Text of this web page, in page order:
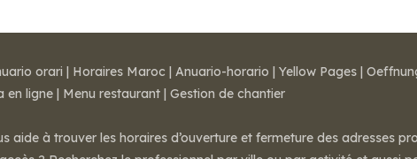
orari | Horaires Maroc | Anuario-horario | Yellow Pages |
en ligne | Menu restaurant | Gestion de chantier
à trouver les horaires d’ouverture et fermeture des adresses